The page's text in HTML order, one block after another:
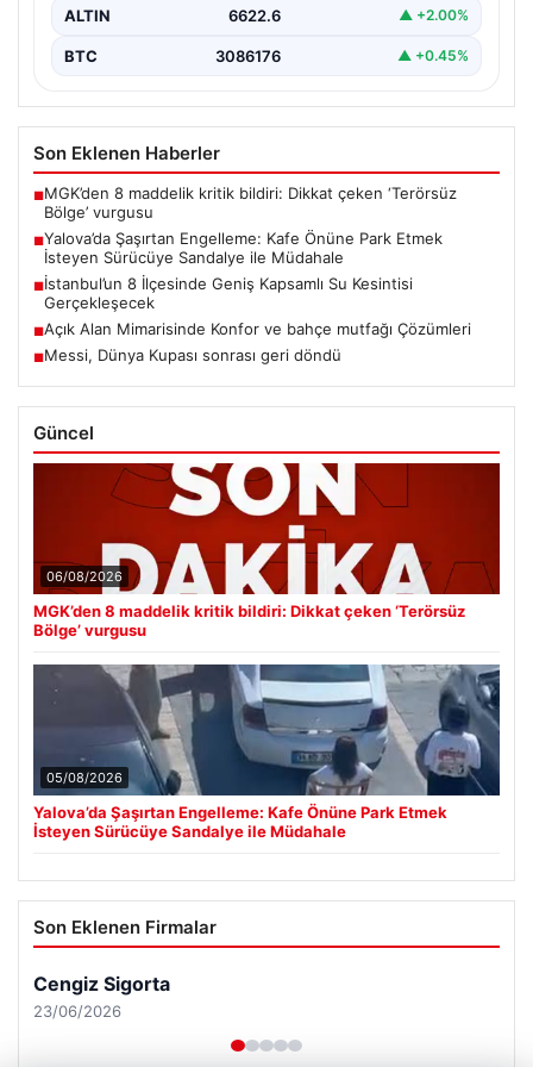
ALTIN 6622.6 ▲ +2.00%
BTC 3086176 ▲ +0.45%
Son Eklenen Haberler
■MGK’den 8 maddelik kritik bildiri: Dikkat çeken ‘Terörsüz
Bölge’ vurgusu
■Yalova’da Şaşırtan Engelleme: Kafe Önüne Park Etmek
İsteyen Sürücüye Sandalye ile Müdahale
■İstanbul’un 8 İlçesinde Geniş Kapsamlı Su Kesintisi
Gerçekleşecek
■Açık Alan Mimarisinde Konfor ve bahçe mutfağı Çözümleri
■Messi, Dünya Kupası sonrası geri döndü
Güncel
06/08/2026
MGK’den 8 maddelik kritik bildiri: Dikkat çeken ‘Terörsüz
Bölge’ vurgusu
05/08/2026
Yalova’da Şaşırtan Engelleme: Kafe Önüne Park Etmek
İsteyen Sürücüye Sandalye ile Müdahale
Son Eklenen Firmalar